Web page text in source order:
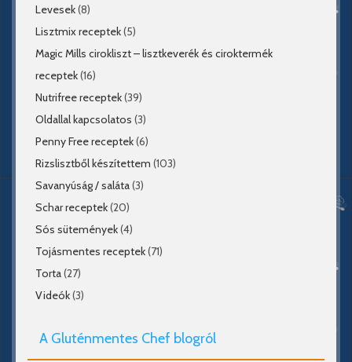
Levesek(8)
Lisztmix receptek(5)
Magic Mills cirokliszt – lisztkeverék és ciroktermék
receptek(16)
Nutrifree receptek(39)
Oldallal kapcsolatos (3)
Penny Free receptek(6)
Rizslisztből készítettem (103)
Savanyúság / saláta(3)
Schar receptek(20)
Sós sütemények(4)
Tojásmentes receptek(71)
Torta(27)
Videók(3)
A Gluténmentes Chef blogról